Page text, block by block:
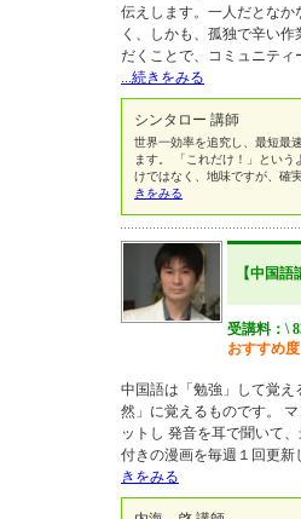
伝えします。一人だとなか
く、しかも、孤独で辛い
だくことで、コミュニテ
...続きをみる
シンタロー 講師
世界一効率を追究し、最短最
ます。 「これだけ！」とい
けではなく、地味ですが、確
きをみる
【中国語
受講料：\
おすすめ度
中国語は「勉強」して覚え
然」に覚えるものです。
ットし 発音を耳で聞いて
付きの漫画を毎週１回更新
きをみる